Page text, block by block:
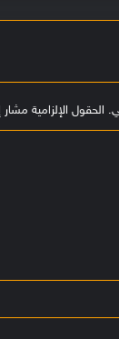
الحقول الإلزامية مشار